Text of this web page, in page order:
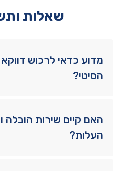
שאלות
מדוע כדאי לרכוש דווקא
הסיטי?
האם קיים שירות
העלות?